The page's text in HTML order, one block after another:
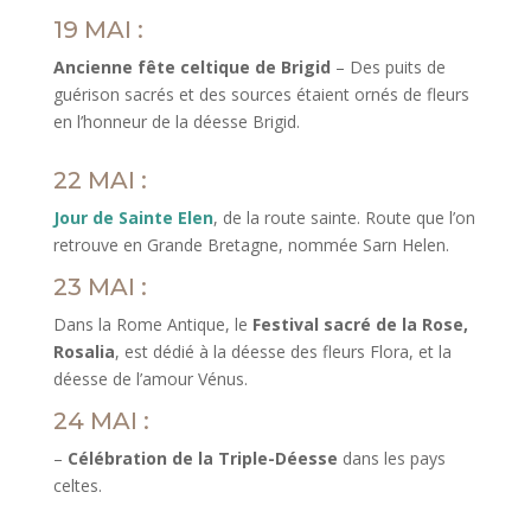
19 MAI :
Ancienne fête celtique de Brigid – Des puits de
guérison sacrés et des sources étaient ornés de fleurs
en l’honneur de la déesse Brigid.
22 MAI :
Jour de Sainte Elen, de la route sainte. Route que l’on
retrouve en Grande Bretagne, nommée Sarn Helen.
23 MAI :
Dans la Rome Antique, le Festival sacré de la Rose,
Rosalia, est dédié à la déesse des fleurs Flora, et la
déesse de l’amour Vénus.
24 MAI :
– Célébration de la Triple-Déesse dans les pays
celtes.